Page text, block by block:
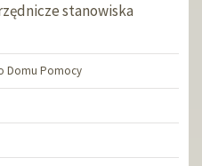
stanowiska
Domu Pomocy